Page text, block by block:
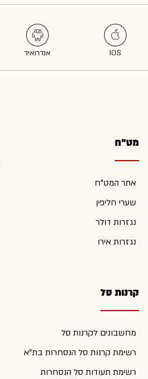
מט"ח
אתר המט"ח
שערי חליפין
נגזרות דולר
נגזרות אירו
קרנות סל
מחשבונים לקרנות סל
רשימת קרנות סל הנסחרות בת"א
רשימת תעודות סל הנסחרות